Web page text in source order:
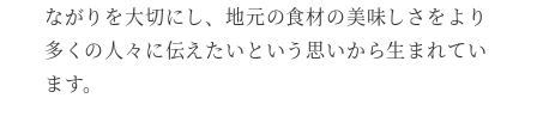
ながりを大切にし、地元の食材の美味しさをより
多くの人々に伝えたいという思いから生まれてい
ます。